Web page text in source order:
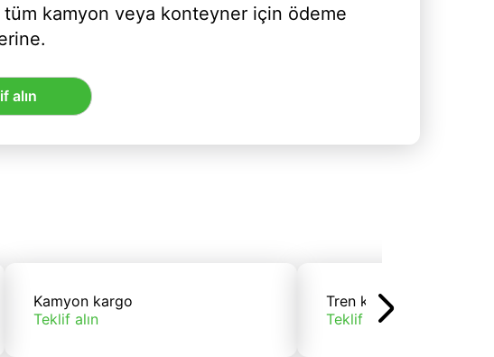
kamyon veya konteyner için ödeme
alın
Kamyon kargo
Teklif alın
Tren kargo
Teklif alın